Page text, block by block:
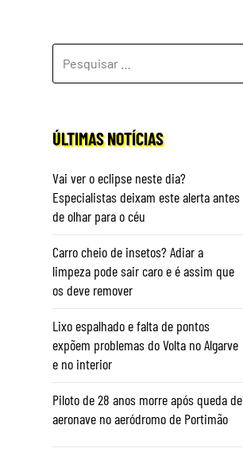
POR:
ÚLTIMAS NOTÍCIAS
Vai ver o eclipse neste dia?
Especialistas deixam este alerta antes
de olhar para o céu
Carro cheio de insetos? Adiar a
limpeza pode sair caro e é assim que
os deve remover
Lixo espalhado e falta de pontos
expõem problemas do Volta no Algarve
e no interior
Piloto de 28 anos morre após queda de
aeronave no aeródromo de Portimão